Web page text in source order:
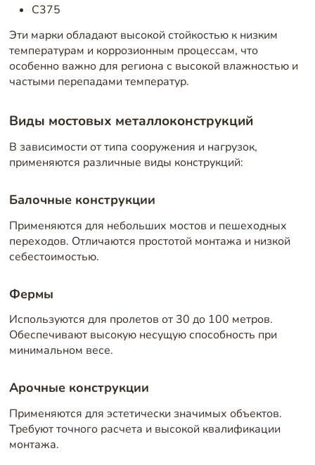
С375
Эти марки обладают высокой стойкостью к низким
температурам и коррозионным процессам, что
особенно важно для региона с высокой влажностью и
частыми перепадами температур.
Виды мостовых металлоконструкций
В зависимости от типа сооружения и нагрузок,
применяются различные виды конструкций:
Балочные конструкции
Применяются для небольших мостов и пешеходных
переходов. Отличаются простотой монтажа и низкой
себестоимостью.
Фермы
Используются для пролетов от 30 до 100 метров.
Обеспечивают высокую несущую способность при
минимальном весе.
Арочные конструкции
Применяются для эстетически значимых объектов.
Требуют точного расчета и высокой квалификации
монтажа.